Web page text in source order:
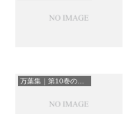
万葉集｜第10巻の和歌一覧